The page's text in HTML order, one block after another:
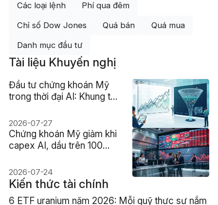
Các loại lệnh Phí qua đêm
Chỉ số Dow Jones Quá bán Quá mua
Danh mục đầu tư
Tài liệu Khuyến nghị
Đầu tư chứng khoán Mỹ
trong thời đại AI: Khung tư
2026-07-27
Chứng khoán Mỹ giảm khi
capex AI, dầu trên 100
gây áp lực
2026-07-24
Kiến thức tài chính
6 ETF uranium năm 2026: Mỗi quỹ thực sự nắm